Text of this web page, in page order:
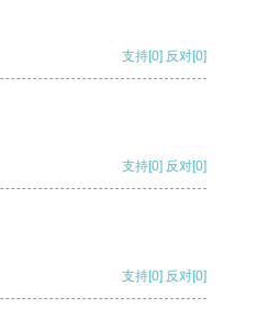
支持[0] 反对[0]
支持[0] 反对[0]
支持[0] 反对[0]